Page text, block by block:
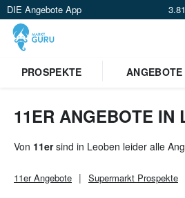
DIE Angebote App
PROSPEKTE
ANGEBOTE
11ER ANGEBOTE IN
Von 11ersind in Leoben leider alle
11erAngebote Supermarkt Prospekte